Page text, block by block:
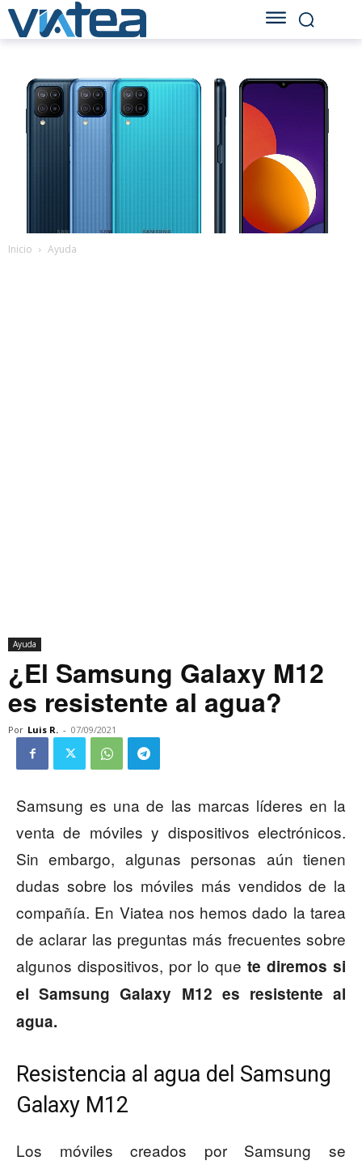
Inicio Ayuda
Ayuda
¿El Samsung Galaxy M12
es resistente al agua?
Por Luis R. - 07/09/2021
Samsung es una de las marcas líderes en la
venta de móviles y dispositivos electrónicos.
Sin embargo, algunas personas aún tienen
dudas sobre los móviles más vendidos de la
compañía. En Viatea nos hemos dado la tarea
de aclarar las preguntas más frecuentes sobre
algunos dispositivos, por lo que te diremos si
el Samsung Galaxy M12 es resistente al
agua.
Resistencia al agua del Samsung
Galaxy M12
Los móviles creados por Samsung se